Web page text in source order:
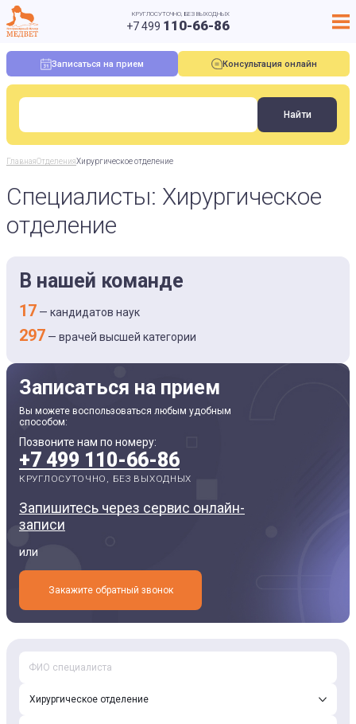
КРУГЛОСУТОЧНО, БЕЗ ВЫХОДНЫХ
+7 499 110-66-86
Записаться на прием Консультация онлайн
ГлавнаяОтделенияХирургическое отделение
Специалисты: Хирургическое
отделение
В нашей команде
17 — кандидатов наук
297 — врачей высшей категории
Записаться на прием
Вы можете воспользоваться любым удобным
способом:
Позвоните нам по номеру:
+7 499 110-66-86
КРУГЛОСУТОЧНО, БЕЗ ВЫХОДНЫХ
Запишитесь через сервис онлайн-
записи
или
Закажите обратный звонок
Хирургическое отделение